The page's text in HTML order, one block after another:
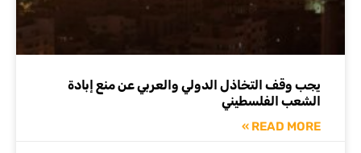
يجب وقف التخاذل الدولي والعربي عن منع إبادة
الشعب الفلسطيني
READ MORE »